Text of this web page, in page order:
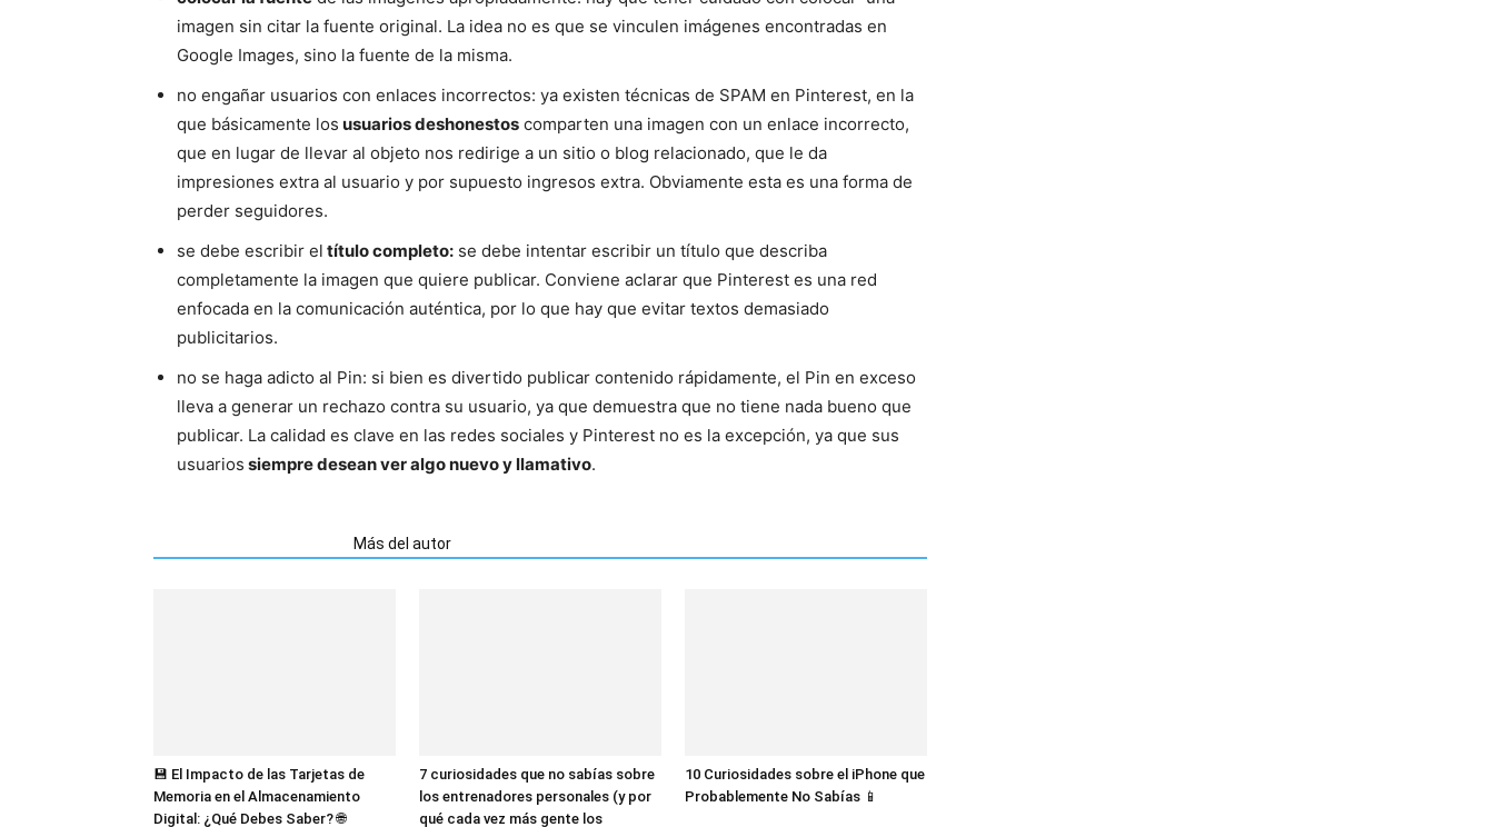
imagen sin citar la fuente original. La idea no es que se vinculen imágenes encontradas en
Google Images, sino la fuente de la misma.
no engañar usuarios con enlaces incorrectos: ya existen técnicas de SPAM en Pinterest, en la
que básicamente los usuarios deshonestos comparten una imagen con un enlace incorrecto,
que en lugar de llevar al objeto nos redirige a un sitio o blog relacionado, que le da
impresiones extra al usuario y por supuesto ingresos extra. Obviamente esta es una forma de
perder seguidores.
se debe escribir el título completo: se debe intentar escribir un título que describa
completamente la imagen que quiere publicar. Conviene aclarar que Pinterest es una red
enfocada en la comunicación auténtica, por lo que hay que evitar textos demasiado
publicitarios.
no se haga adicto al Pin: si bien es divertido publicar contenido rápidamente, el Pin en exceso
lleva a generar un rechazo contra su usuario, ya que demuestra que no tiene nada bueno que
publicar. La calidad es clave en las redes sociales y Pinterest no es la excepción, ya que sus
usuarios siempre desean ver algo nuevo y llamativo.
Más del autor
💾 El Impacto de las Tarjetas de
Memoria en el Almacenamiento
Digital: ¿Qué Debes Saber? 🌐
7 curiosidades que no sabías sobre
los entrenadores personales (y por
qué cada vez más gente los
10 Curiosidades sobre el iPhone que
Probablemente No Sabías 📱